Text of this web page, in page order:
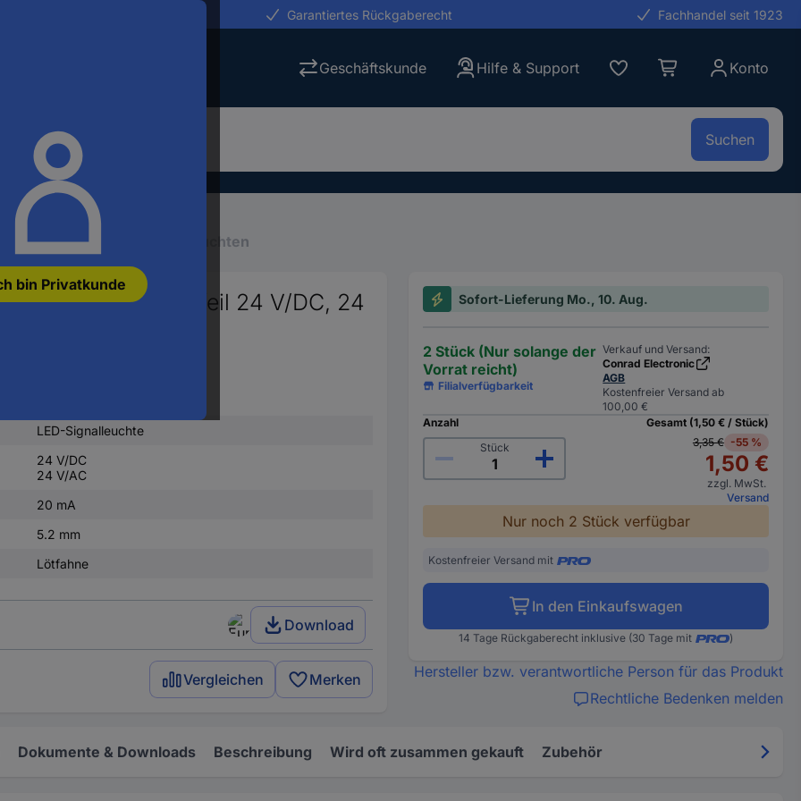
bin Privatkunde
Garantiertes Rückgaberecht Fachhandel seit 1923
Geschäftskunde Hilfe & Support Konto
Suchen
& Zubehör LED-Signalleuchten
Blau Pfeil 24 V/DC, 24
LED-Signalleuchte
24 V/DC
24 V/AC
20 mA
5.2 mm
Lötfahne
Download
Vergleichen Merken
Sofort-Lieferung Mo., 10. Aug.
2 Stück (Nur solange der
Vorrat reicht)
Filialverfügbarkeit
Verkauf und Versand:
Conrad Electronic
AGB
Kostenfreier Versand ab
100,00 €
Anzahl
Stück
Gesamt (1,50 € / Stück)
3,35 € -55 %
1,50 €
zzgl. MwSt.
Versand
Nur noch 2 Stück verfügbar
Kostenfreier Versand mit
In den Einkaufswagen
14 Tage Rückgaberecht inklusive (30 Tage mit )
Hersteller bzw. verantwortliche Person für das Produkt
Rechtliche Bedenken melden
Dokumente & Downloads Beschreibung Wird oft zusammen gekauft Zubehör